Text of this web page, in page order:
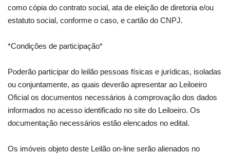
como cópia do contrato social, ata de eleição de diretoria e/ou
estatuto social, conforme o caso, e cartão do CNPJ.
*Condições de participação*
Poderão participar do leilão pessoas físicas e jurídicas, isoladas
ou conjuntamente, as quais deverão apresentar ao Leiloeiro
Oficial os documentos necessários à comprovação dos dados
informados no acesso identificado no site do Leiloeiro. Os
documentação necessários estão elencados no edital.
Os imóveis objeto deste Leilão on-line serão alienados no